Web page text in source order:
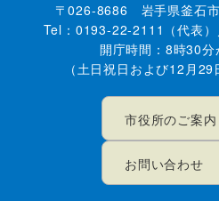
〒026-8686 岩手県釜石
Tel：0193-22-2111（代表
開庁時間：8時30
（土日祝日および12月29
市役所のご案内
お問い合わせ